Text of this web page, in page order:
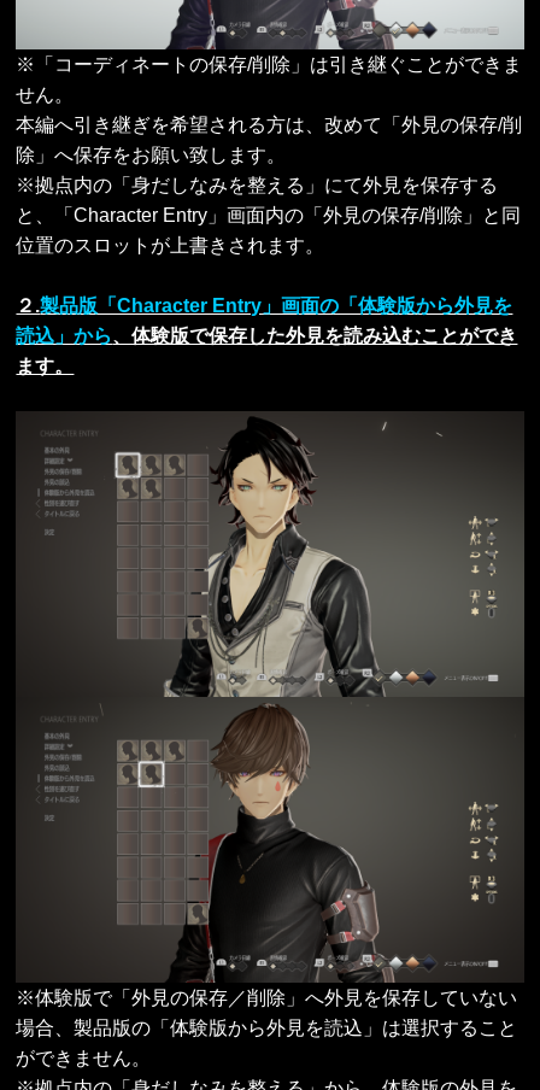
※「コーディネートの保存/削除」は引き継ぐことができま
せん。
本編へ引き継ぎを希望される方は、改めて「外見の保存/削
除」へ保存をお願い致します。
※拠点内の「身だしなみを整える」にて外見を保存する
と、「Character Entry」画面内の「外見の保存/削除」と同
位置のスロットが上書きされます。
２.製品版「Character Entry」画面の「体験版から外見を
読込」から、体験版で保存した外見を読み込むことができ
ます。
※体験版で「外見の保存／削除」へ外見を保存していない
場合、製品版の「体験版から外見を読込」は選択すること
ができません。